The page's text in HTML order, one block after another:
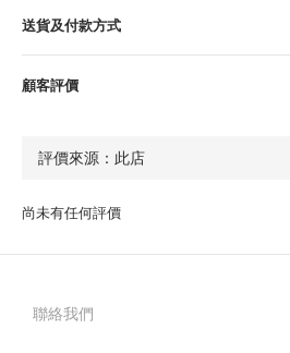
送貨及付款方式
顧客評價
尚未有任何評價
聯絡我們